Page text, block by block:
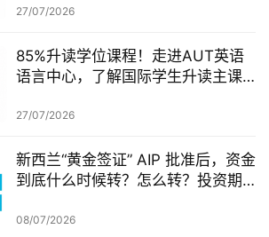
27/07/2026
85%升读学位课程！走进AUT英语
语言中心，了解国际学生升读主课
27/07/2026
新西兰“黄金签证” AIP 批准后，资金
到底什么时候转？怎么转？投资期
08/07/2026